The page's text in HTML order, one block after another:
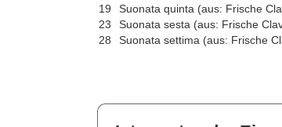
19
Suonata quinta (aus: Frische
23
Suonata sesta (aus: Frische
28
Suonata settima (aus: Frische